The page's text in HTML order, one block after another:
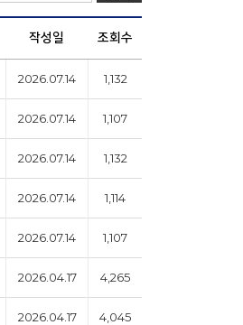
작성일 조회수
2026.07.14 1,132
2026.07.14 1,107
2026.07.14 1,132
2026.07.14 1,114
2026.07.14 1,107
2026.04.17 4,265
2026.04.17 4,045